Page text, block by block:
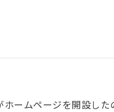
ホームページを開設し